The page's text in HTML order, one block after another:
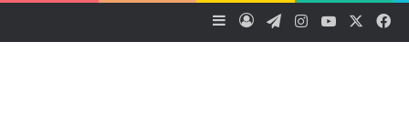
فيسبوك ‫YouTubeانستقرامتيلقرامتسجيل الدخول